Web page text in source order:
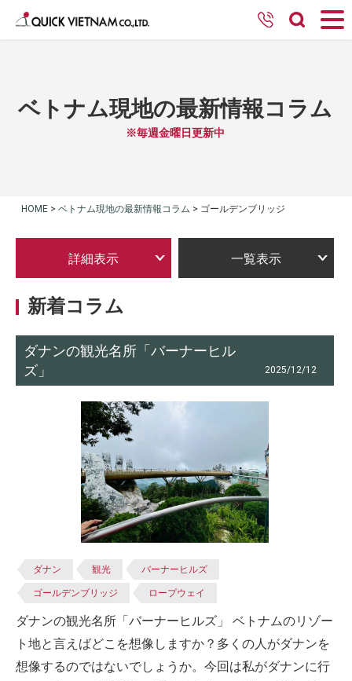
ベトナム現地の最新情報コラム
※毎週金曜日更新中
HOME > ベトナム現地の最新情報コラム > ゴールデンブリッジ
詳細表示 一覧表示
新着コラム
ダナンの観光名所「バーナーヒル
ズ」
2025/12/12
ダナン 観光 バーナーヒルズ
ゴールデンブリッジ ロープウェイ
ダナンの観光名所「バーナーヒルズ」 ベトナムのリゾー
ト地と言えばどこを想像しますか？多くの人がダナンを
想像するのではないでしょうか。今回は私がダナンに行